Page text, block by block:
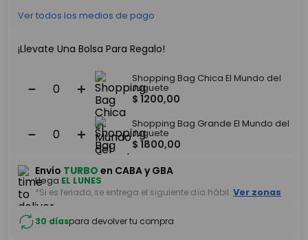
Ver todos los medios de pago
¡Llevate Una Bolsa Para Regalo!
＋
－
Shopping Bag Chica El Mundo del
Juguete
$ 1200,00
＋
－
Shopping Bag Grande El Mundo del
Juguete
$ 1800,00
Envío TURBO en CABA y GBA
Llega EL LUNES
*Si es feriado, se entrega el siguiente día hábil. Ver zonas
30 díaspara devolver tu compra